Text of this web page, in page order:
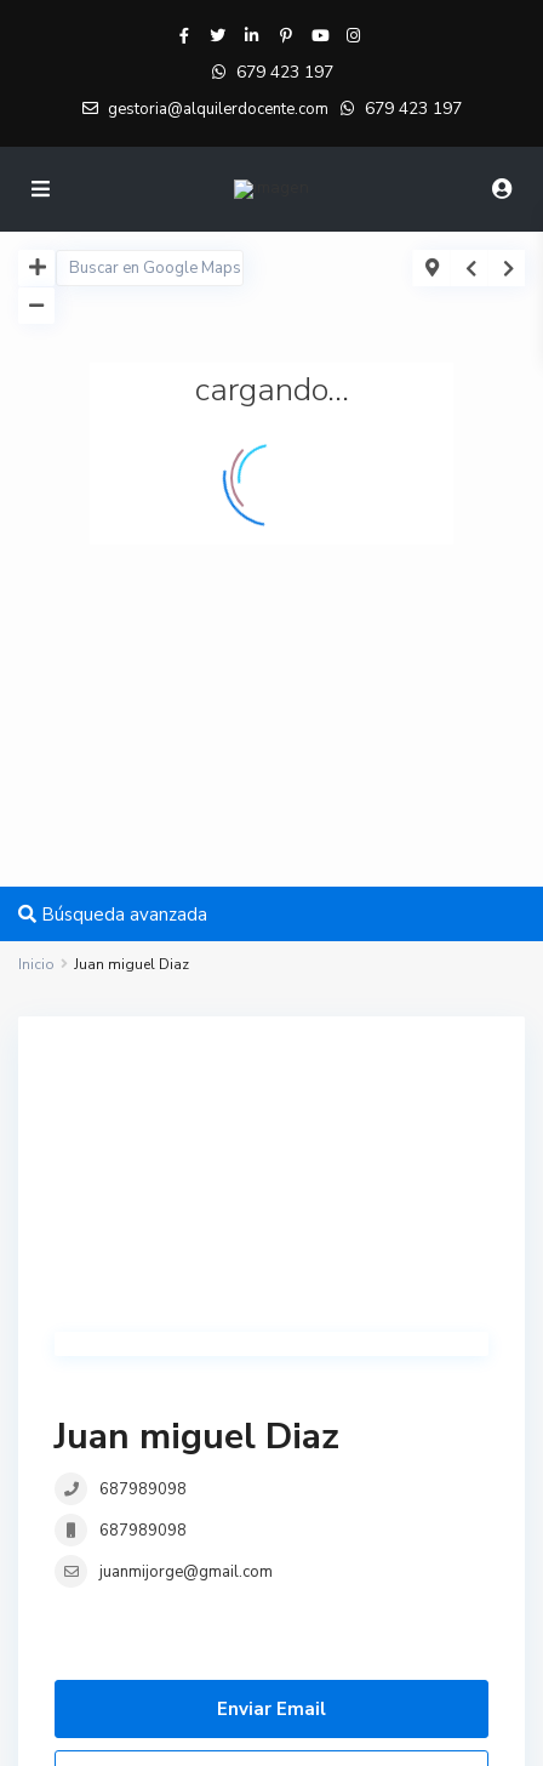
679 423 197
gestoria@alquilerdocente.com 679 423 197
cargando...
Búsqueda avanzada
Inicio Juan miguel Diaz
Juan miguel Diaz
687989098
687989098
juanmijorge@gmail.com
Enviar Email